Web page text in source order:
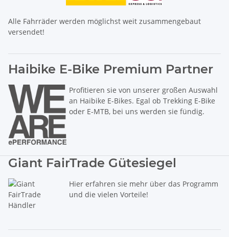
Alle Fahrräder werden möglichst weit zusammengebaut
versendet!
Haibike E-Bike Premium Partner
Profitieren sie von unserer großen Auswahl
an Haibike E-Bikes. Egal ob Trekking E-Bike
oder E-MTB, bei uns werden sie fündig.
Giant FairTrade Gütesiegel
Hier erfahren sie mehr über das Programm
und die vielen Vorteile!